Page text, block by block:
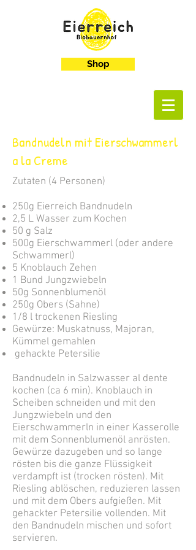
Shop
Bandnudeln mit Eierschwammerl
a la Creme
Zutaten (4 Personen)
250g Eierreich Bandnudeln
2,5 L Wasser zum Kochen
50 g Salz
500g Eierschwammerl (oder andere
Schwammerl)
5 Knoblauch Zehen
1 Bund Jungzwiebeln
50g Sonnenblumenöl
250g Obers (Sahne)
1/8 l trockenen Riesling
Gewürze: Muskatnuss, Majoran,
Kümmel gemahlen
gehackte Petersilie
Bandnudeln in Salzwasser al dente
kochen (ca 6 min). Knoblauch in
Scheiben schneiden und mit den
Jungzwiebeln und den
Eierschwammerln in einer Kasserolle
mit dem Sonnenblumenöl anrösten.
Gewürze dazugeben und so lange
rösten bis die ganze Flüssigkeit
verdampft ist (trocken rösten). Mit
Riesling ablöschen, reduzieren lassen
und mit dem Obers aufgießen. Mit
gehackter Petersilie vollenden. Mit
den Bandnudeln mischen und sofort
servieren.